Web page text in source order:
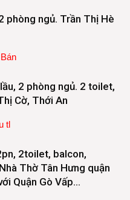
phòng ngủ. Trần Thị Hè
2 phòng ngủ. 2 toilet,
Cờ, Thới An
tl
2toilet, balcon,
Thờ Tân Hưng quận
Quận Gò Vấp…